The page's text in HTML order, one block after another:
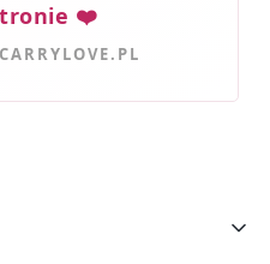
❤️
CARRYLOVE.PL